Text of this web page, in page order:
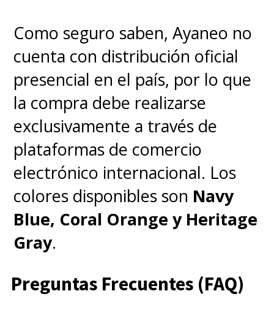
Como seguro saben, Ayaneo no
cuenta con distribución oficial
presencial en el país, por lo que
la compra debe realizarse
exclusivamente a través de
plataformas de comercio
electrónico internacional. Los
colores disponibles son Navy
Blue, Coral Orange y Heritage
Gray.
Preguntas Frecuentes (FAQ)